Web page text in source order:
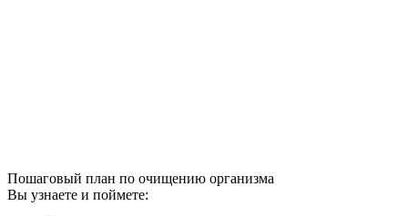
Пошаговый план по очищению организма
Вы узнаете и поймете: